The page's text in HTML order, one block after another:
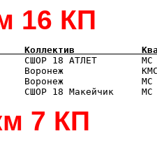
КП
Коллектив            Квал
СШОР 18 АТЛЕТ
Воронеж
Воронеж
7 КП